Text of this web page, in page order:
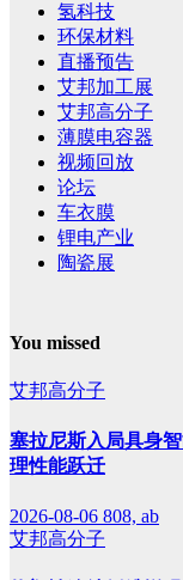
氢科技
环保材料
直播预告
艾邦加工展
艾邦高分子
薄膜电容器
视频回放
论坛
车衣膜
锂电产业
陶瓷展
You missed
艾邦高分子
塞拉尼斯入局具身
理性能跃迁
2026-08-06 808, ab
艾邦高分子